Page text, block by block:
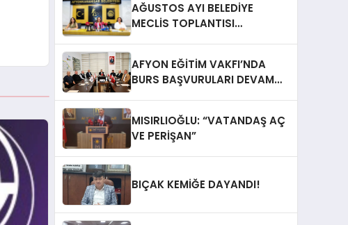
YANINDAYIZ!
AĞUSTOS AYI BELEDİYE
MECLİS TOPLANTISI
AFYON EĞİTİM VAKFI’NDA
BURS BAŞVURULARI DEVAM
MISIRLIOĞLU: “VATANDAŞ AÇ
VE PERİŞAN”
BIÇAK KEMİĞE DAYANDI!